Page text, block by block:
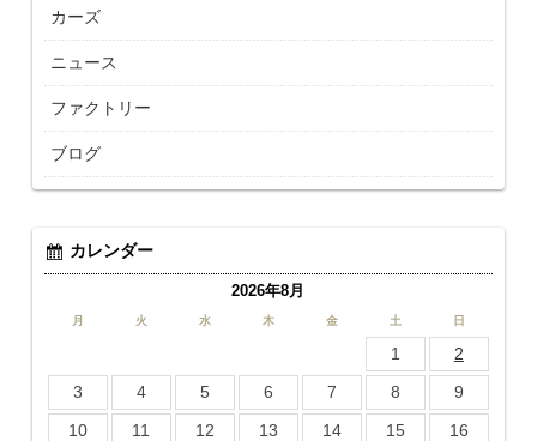
カーズ
ニュース
ファクトリー
ブログ
カレンダー
2026年8月
月 火 水 木 金 土 日
1
2
3
4 5 6 7 8
9
10
11 12 13 14 15
16